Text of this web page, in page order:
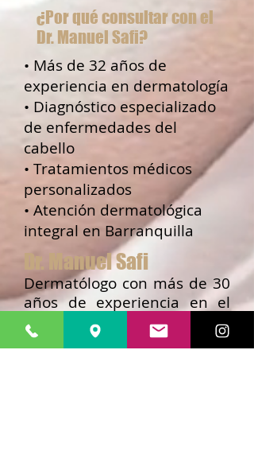
¿Por qué consultar con el
Dr. Manuel Safi?
• Más de 32 años de
experiencia en dermatología
• Diagnóstico especializado
de enfermedades del
cabello
• Tratamientos médicos
personalizados
• Atención dermatológica
integral en Barranquilla
Dr. Manuel Safi
Dermatólogo con más de 30
años de experiencia en el
diagnóstico y tratamiento de
enfermedades del cabello.